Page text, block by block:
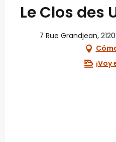
Le Clos des
7 Rue Grandjean,
¡Voy